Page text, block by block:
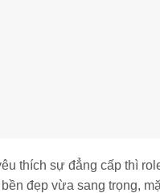
thích sự đẳng cấp thì
đẹp vừa sang trọng,